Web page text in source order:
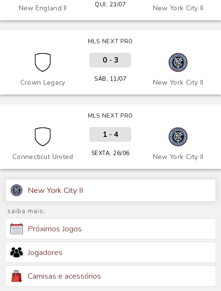
New England II New York City II
QUI, 23/07
MLS NEXT PRO
Crown Legacy New York City II
0- 3
SÁB, 11/07
MLS NEXT PRO
Connecticut United New York City II
1- 4
SEXTA, 26/06
New York City II
saiba mais:
Próximos Jogos
Jogadores
Camisas e acessórios